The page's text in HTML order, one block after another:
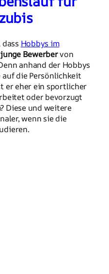
Hobbys im
junge Bewerbervon
anhand der Hobbys
auf die Persönlichkeit
er eher ein sportlicher
oder bevorzugt
Diese und weitere
wenn sie die